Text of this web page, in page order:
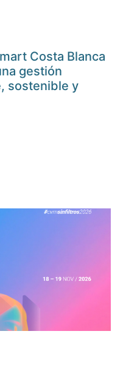
Costa Blanca
gestión
sostenible y